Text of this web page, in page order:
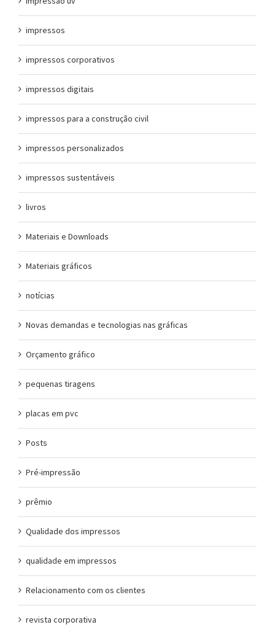
impressos
impressos corporativos
impressos digitais
impressos para a construção civil
impressos personalizados
impressos sustentáveis
livros
Materiais e Downloads
Materiais gráficos
notícias
Novas demandas e tecnologias nas gráficas
Orçamento gráfico
pequenas tiragens
placas em pvc
Posts
Pré-impressão
prêmio
Qualidade dos impressos
qualidade em impressos
Relacionamento com os clientes
revista corporativa